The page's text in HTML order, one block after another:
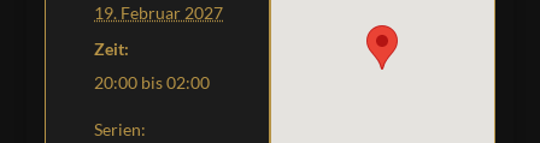
19. Februar 2027
Zeit:
20:00 bis 02:00
Serien: